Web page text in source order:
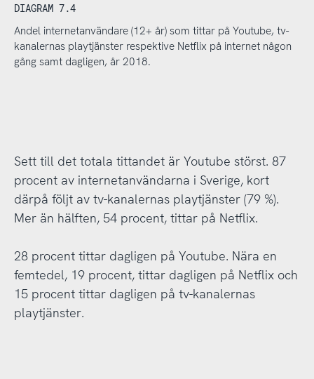
DIAGRAM 7.4
Andel internetanvändare (12+ år) som tittar på Youtube, tv-
kanalernas playtjänster respektive Netflix på internet någon
gång samt dagligen, år 2018.
Sett till det totala tittandet är Youtube störst. 87
procent av internetanvändarna i Sverige, kort
därpå följt av tv-kanalernas playtjänster (79 %).
Mer än hälften, 54 procent, tittar på Netflix.
28 procent tittar dagligen på Youtube. Nära en
femtedel, 19 procent, tittar dagligen på Netflix och
15 procent tittar dagligen på tv-kanalernas
playtjänster.